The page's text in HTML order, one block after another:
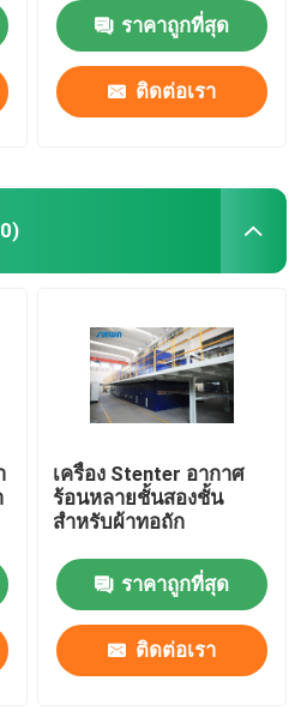
ราคาถูกที่สุด
ติดต่อเรา
เครื่อง Stenter อากาศ
ร้อนหลายชั้นสองชั้น
สำหรับผ้าทอถัก
ราคาถูกที่สุด
ติดต่อเรา